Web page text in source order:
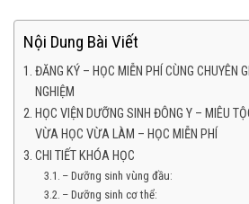
Nội Dung Bài Viết
ĐĂNG KÝ – HỌC MIỄN PHÍ CÙNG CHUYÊN
NGHIỆM
HỌC VIỆN DƯỠNG SINH ĐÔNG Y – MIÊU
VỪA HỌC VỪA LÀM – HỌC MIỄN PHÍ
CHI TIẾT KHÓA HỌC
– Dưỡng sinh vùng đầu:
– Dưỡng sinh cơ thể: